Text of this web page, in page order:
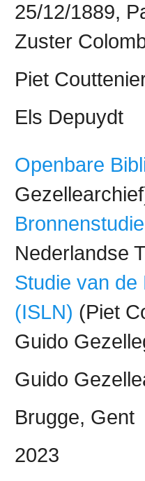
25/12/1889,
Zuster
Piet
Els Depuydt
Openbare
Bronnenstudie
Nederlandse
Studie van de
(ISLN) (Piet
Guido
Guido
Brugge, Gent
2023